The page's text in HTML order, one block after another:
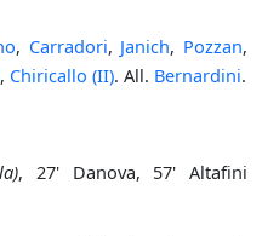
, Carradori, Janich, Pozzan,
, Chiricallo (II). All. Bernardini.
, 27' Danova, 57' Altafini